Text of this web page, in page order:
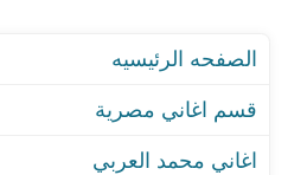
اغنية من بعد فرحي
اغنية ملك البلاد يا زين